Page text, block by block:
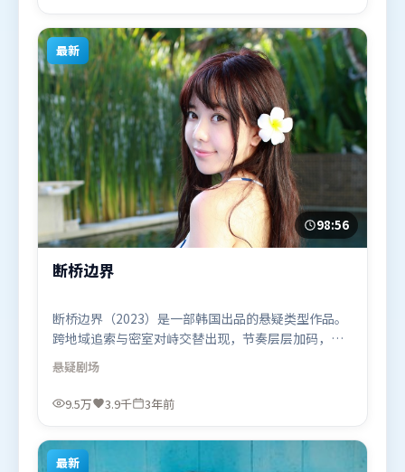
观看。
最新
98:56
断桥边界
断桥边界（2023）是一部韩国出品的悬疑类型作品。
跨地域追索与密室对峙交替出现，节奏层层加码，张
力持续上扬。群像刻画各有弧光，配角亦承担叙事推
进功能。由杜琪峰执导，基里安·墨菲、宋康昊、吴
京，黄政民、苍井优、白宇等联袂出演。影片于2023
疑题材的观众观看。
悬疑剧场
9.5万 3.9千 3年前
最新